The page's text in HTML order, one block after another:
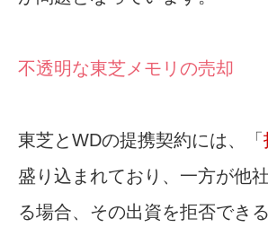
不透明な東芝メモリの売却
東芝とWDの提携契約には、「
盛り込まれており、一方が他
る場合、その出資を拒否でき